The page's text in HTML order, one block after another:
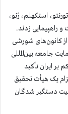
استکهلم، ژنو،
به تظاهرات و راهپیمایی زدند.
کانون‌های شورشی
جامعه بین‌المللی
ایران تأکید
یک هیأت تحقیق
دستگیر شدگان